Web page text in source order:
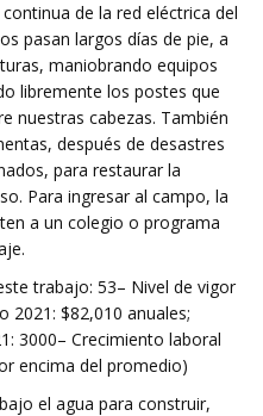
de la red eléctrica del
pasan largos días de pie, a
maniobrando equipos
libremente los postes que
nuestras cabezas. También
después de desastres
para restaurar la
Para ingresar al campo, la
a un colegio o programa
trabajo: 53– Nivel de vigor
2021: $82,010 anuales;
3000– Crecimiento laboral
encima del promedio)
el agua para construir,